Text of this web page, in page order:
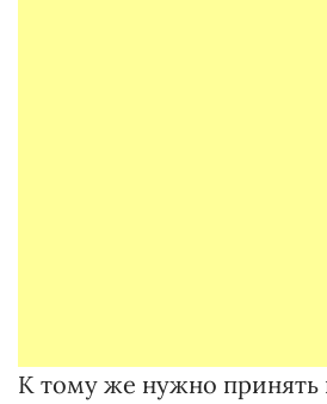
К тому же нужно принять